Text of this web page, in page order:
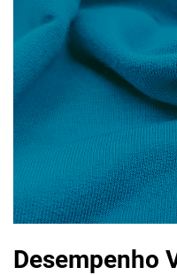
Desempenho